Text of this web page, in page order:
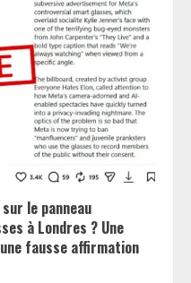
le panneau
à Londres ? Une
fausse affirmation